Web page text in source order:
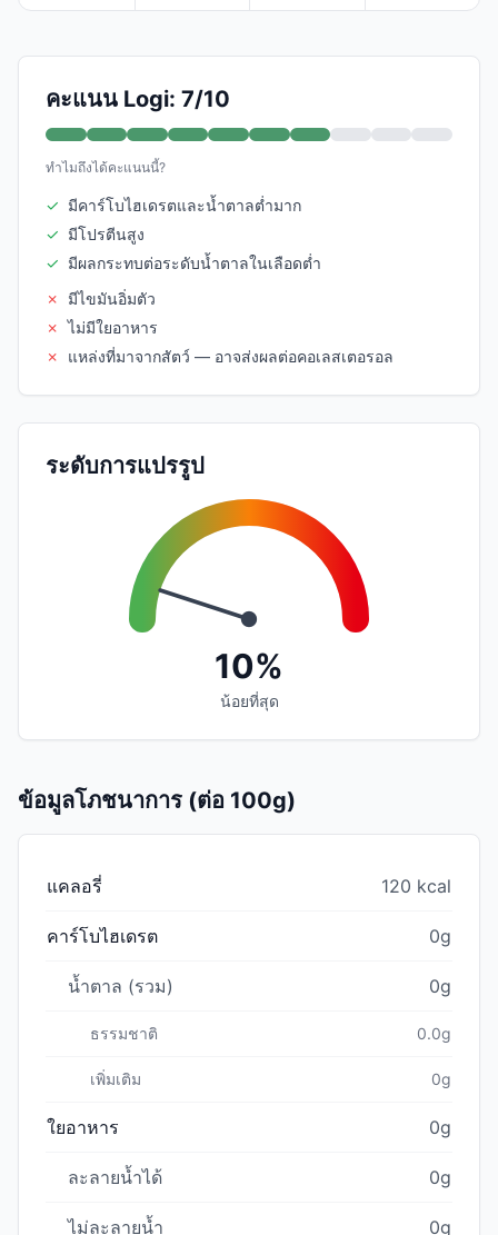
คะแนน Logi: 7/10
ทำไมถึงได้คะแนนนี้?
✓ มีคาร์โบไฮเดรตและน้ำตาลต่ำมาก
✓ มีโปรตีนสูง
✓ มีผลกระทบต่อระดับน้ำตาลในเลือดต่ำ
✗
มีไขมันอิ่มตัว
✗ ไม่มีใยอาหาร
✗
แหล่งที่มาจากสัตว์ — อาจส่งผลต่อคอเลสเตอรอล
ระดับการแปรรูป
10%
น้อยที่สุด
ข้อมูลโภชนาการ (ต่อ 100g)
แคลอรี่ 120 kcal
คาร์โบไฮเดรต 0g
น้ำตาล (รวม) 0g
ธรรมชาติ 0.0g
เพิ่มเติม 0g
ใยอาหาร 0g
ละลายน้ำได้ 0g
ไม่ละลายน้ำ 0g